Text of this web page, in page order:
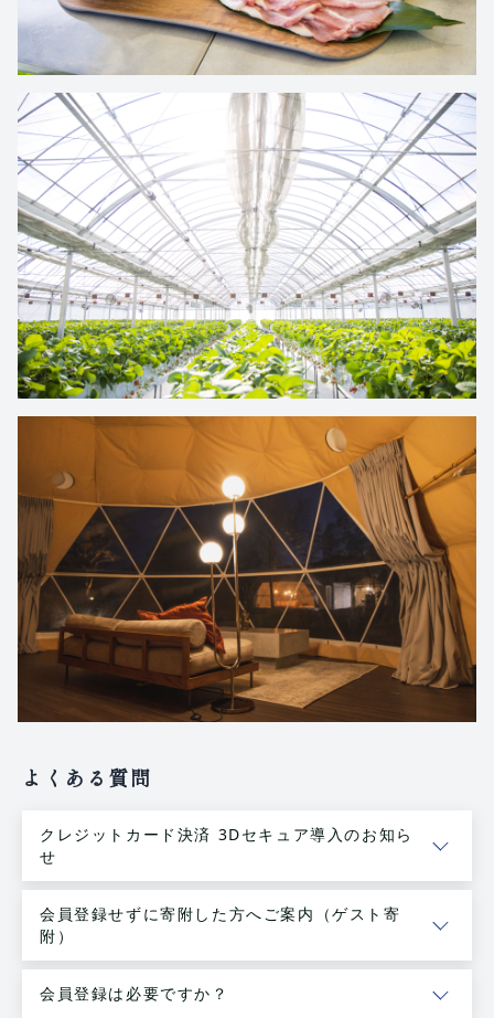
よくある質問
クレジットカード決済 3Dセキュア導入のお知ら
せ
会員登録せずに寄附した方へご案内（ゲスト寄
附）
会員登録は必要ですか？